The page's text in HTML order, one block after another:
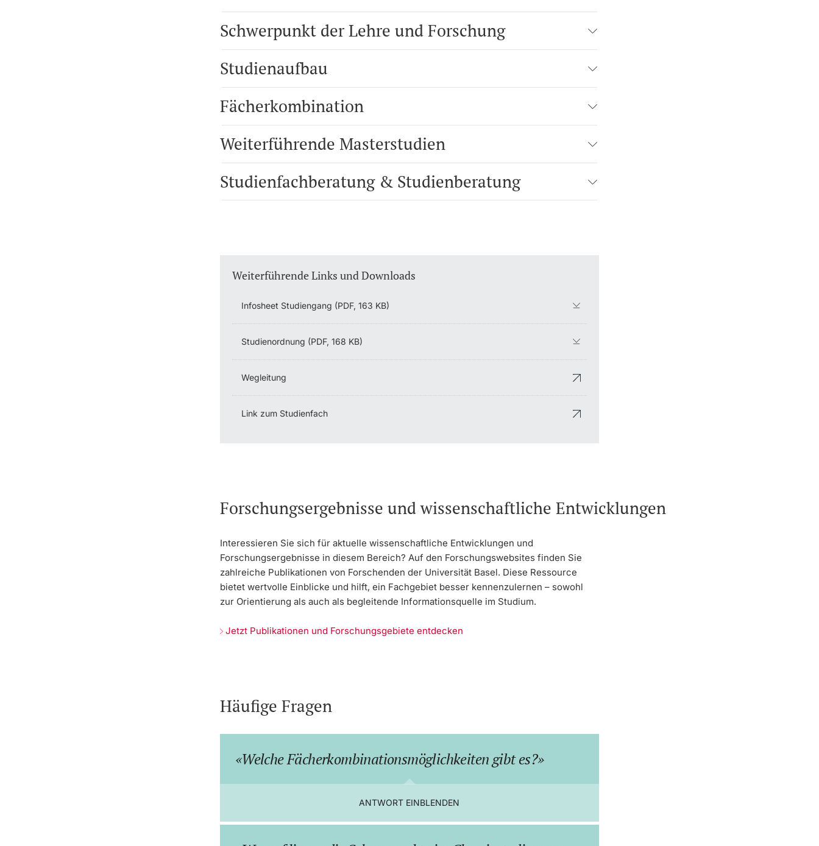
Schwerpunkt der Lehre und Forschung
Studienaufbau
Fächerkombination
Weiterführende Masterstudien
Studienfachberatung & Studienberatung
Weiterführende Links und Downloads
Infosheet Studiengang (PDF, 163 KB)
Studienordnung (PDF, 168 KB)
Wegleitung
Link zum Studienfach
Forschungsergebnisse und wissenschaftliche Entwicklungen
Interessieren Sie sich für aktuelle wissenschaftliche Entwicklungen und
Forschungsergebnisse in diesem Bereich? Auf den Forschungswebsites finden Sie
zahlreiche Publikationen von Forschenden der Universität Basel. Diese Ressource
bietet wertvolle Einblicke und hilft, ein Fachgebiet besser kennenzulernen – sowohl
zur Orientierung als auch als begleitende Informationsquelle im Studium.
Jetzt Publikationen und Forschungsgebiete entdecken
Häufige Fragen
Welche Fächerkombinationsmöglichkeiten gibt es?
ANTWORT EINBLENDEN